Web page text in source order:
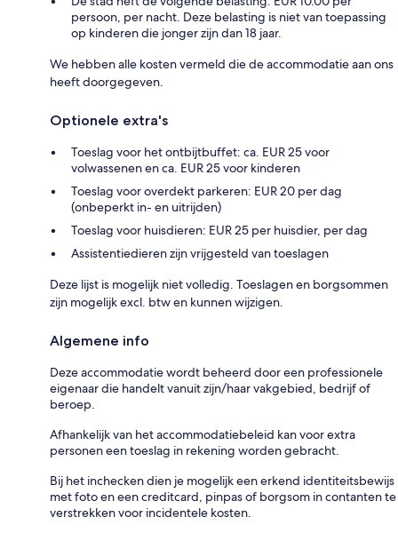
persoon, per nacht. Deze belasting is niet van toepassing
op kinderen die jonger zijn dan 18 jaar.
We hebben alle kosten vermeld die de accommodatie aan ons
heeft doorgegeven.
Optionele extra's
Toeslag voor het ontbijtbuffet: ca. EUR 25 voor
volwassenen en ca. EUR 25 voor kinderen
Toeslag voor overdekt parkeren: EUR 20 per dag
(onbeperkt in- en uitrijden)
Toeslag voor huisdieren: EUR 25 per huisdier, per dag
Assistentiedieren zijn vrijgesteld van toeslagen
Deze lijst is mogelijk niet volledig. Toeslagen en borgsommen
zijn mogelijk excl. btw en kunnen wijzigen.
Algemene info
Deze accommodatie wordt beheerd door een professionele
eigenaar die handelt vanuit zijn/haar vakgebied, bedrijf of
beroep.
Afhankelijk van het accommodatiebeleid kan voor extra
personen een toeslag in rekening worden gebracht.
Bij het inchecken dien je mogelijk een erkend identiteitsbewijs
met foto en een creditcard, pinpas of borgsom in contanten te
verstrekken voor incidentele kosten.